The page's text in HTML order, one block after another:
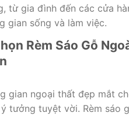
từ gia đình đến các cửa
gian sống và làm việc.
Rèm Sáo Gỗ
gian ngoại thất đẹp mắt
tưởng tuyệt vời. Rèm sáo